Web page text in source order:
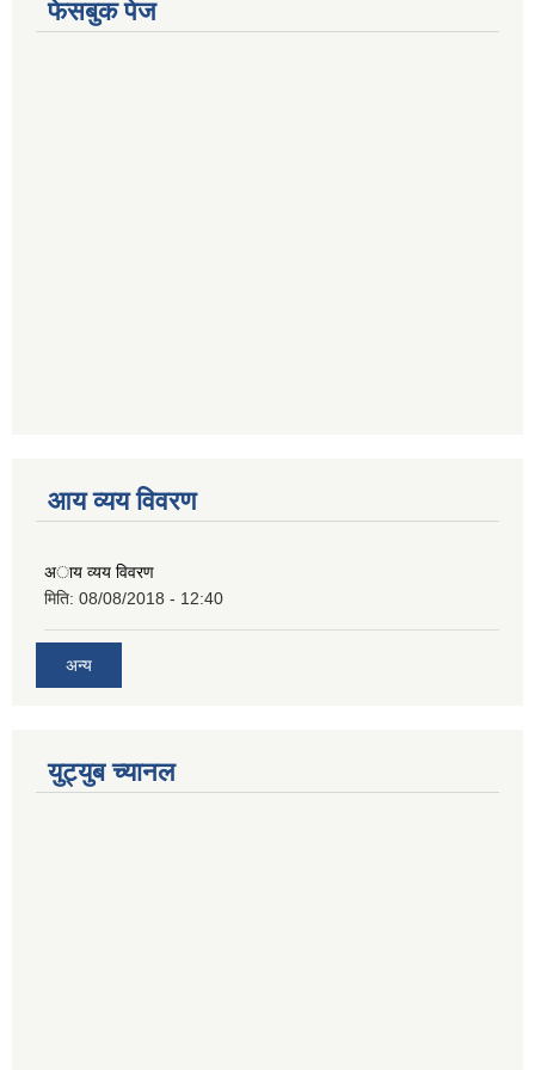
फेसबुक पेज
आय व्यय विवरण
अाय व्यय विवरण
मिति: 08/08/2018 - 12:40
अन्य
युट्युब च्यानल